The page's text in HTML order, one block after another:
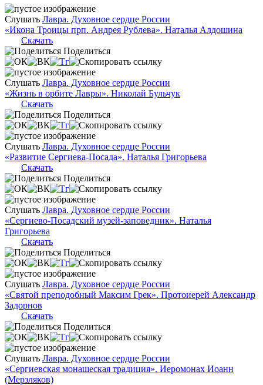
Слушать Лавра. Духовное сердце России
«Икона Троицы прп. Андрея Рублева». Наталья Алдошина
Скачать
Поделиться
Слушать Лавра. Духовное сердце России
«Жизнь в орбите Лавры». Николай Бульчук
Скачать
Поделиться
Слушать Лавра. Духовное сердце России
«Развитие Сергиева-Посада». Наталья Григорьева
Скачать
Поделиться
Слушать Лавра. Духовное сердце России
«Сергиево-Посадский музей-заповедник». Наталья
Григорьева
Скачать
Поделиться
Слушать Лавра. Духовное сердце России
«Святой преподобный Максим Грек». Протоиерей Александр
Задорнов
Скачать
Поделиться
Слушать Лавра. Духовное сердце России
«Сергиевская монашеская традиция». Иеромонах Иоанн
(Мерзляков)